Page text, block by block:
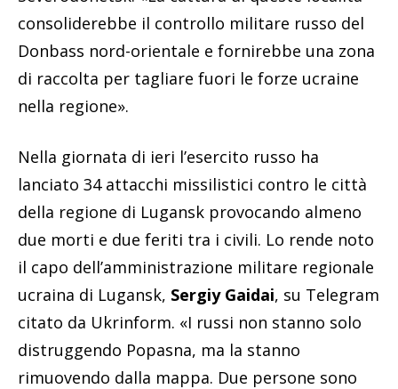
consoliderebbe il controllo militare russo del
Donbass nord-orientale e fornirebbe una zona
di raccolta per tagliare fuori le forze ucraine
nella regione».
Nella giornata di ieri l’esercito russo ha
lanciato 34 attacchi missilistici contro le città
della regione di Lugansk provocando almeno
due morti e due feriti tra i civili. Lo rende noto
il capo dell’amministrazione militare regionale
ucraina di Lugansk, Sergiy Gaidai, su Telegram
citato da Ukrinform. «I russi non stanno solo
distruggendo Popasna, ma la stanno
rimuovendo dalla mappa. Due persone sono